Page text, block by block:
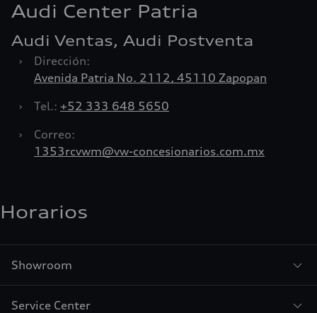
Audi Center Patria
Audi Ventas, Audi Postventa
›
Dirección:
Avenida Patria No. 2112, 45110 Zapopan
›
Tel.: +52 333 648 5650
›
Correo:
1353rcvwm@vw-concesionarios.com.mx
Horarios
Showroom
Service Center